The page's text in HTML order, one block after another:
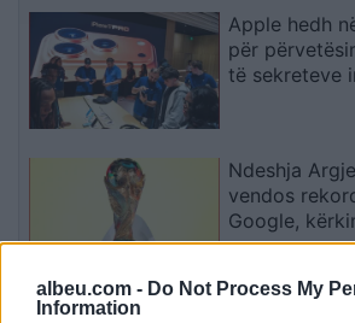
albeu.com - Do Not Process My
Information
Apple hedh
për
të sekreteve
Ndeshja
vendos
Google,
të papara